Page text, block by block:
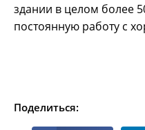
здании в целом более
постоянную работу с
Поделиться: